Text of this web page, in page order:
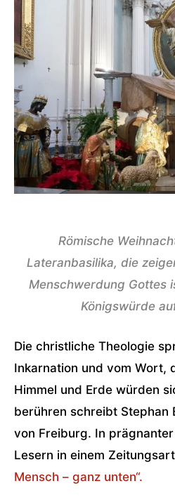
Römische
Lateranbasilika, die
Menschwerdung Gottes
Königswürde
Die christliche Theologie
Inkarnation und vom Wort,
Himmel und Erde würden
berühren schreibt Stephan
von Freiburg. In
Lesern in einem
Mensch – ganz unten“.